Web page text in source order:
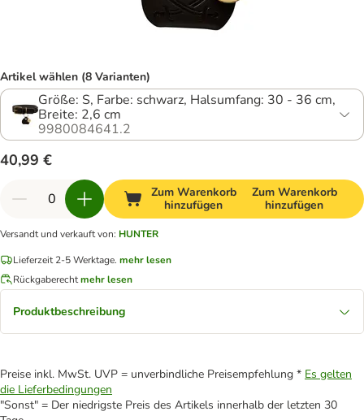
Artikel wählen (8 Varianten)
Größe: S, Farbe: schwarz, Halsumfang: 30 - 36 cm,
Breite: 2,6 cm
9980084641.2
40,99 €
Zum Warenkorb
hinzufügen
Zum Warenkorb
hinzufügen
Versandt und verkauft von: HUNTER
Lieferzeit 2-5 Werktage. mehr lesen
Rückgaberechtmehr lesen
Produktbeschreibung
Preise inkl. MwSt. UVP = unverbindliche Preisempfehlung * Es gelten
die Lieferbedingungen
"Sonst" = Der niedrigste Preis des Artikels innerhalb der letzten 30